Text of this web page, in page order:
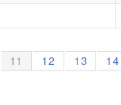
11 12 13 14